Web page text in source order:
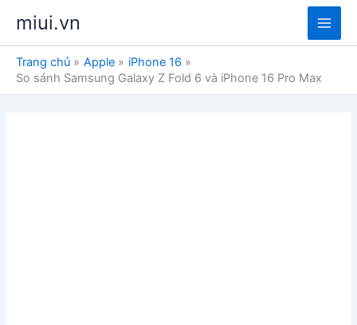
nội
dung
miui.vn
Main
Trang chủ Apple
iPhone 16
So sánh Samsung Galaxy Z Fold 6 và iPhone 16 Pro Max